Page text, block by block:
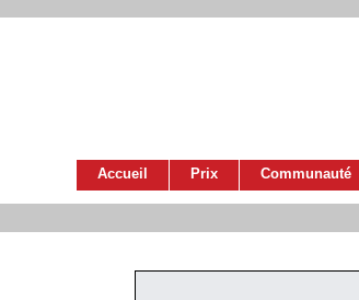
Accueil Prix Communauté